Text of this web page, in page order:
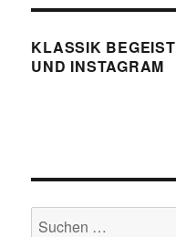
KLASSIK
UND INSTAGRAM
Suchen